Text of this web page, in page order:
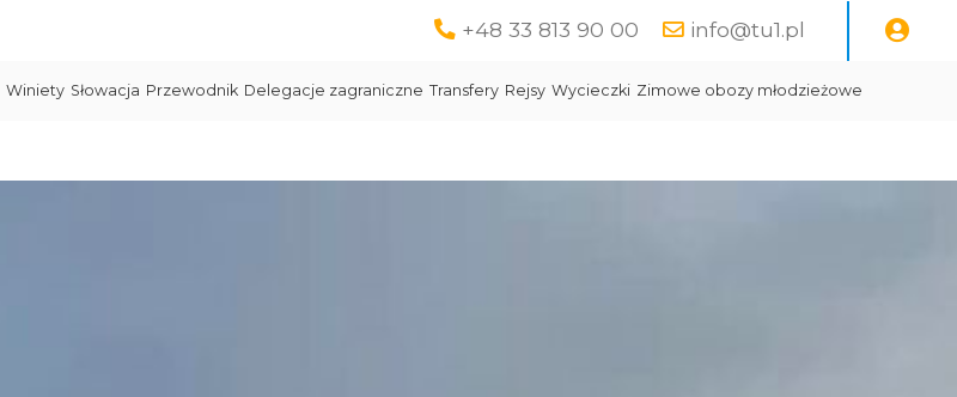
+48 33 813 90 00 info@tu1.pl
Winiety Słowacja Przewodnik Delegacje zagraniczne Transfery Rejsy Wycieczki Zimowe obozy młodzieżowe